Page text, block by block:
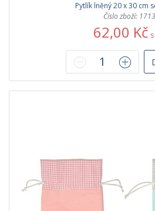
Pytlík lněný 20 x 30 cm
Číslo zboží:
62,00 Kč